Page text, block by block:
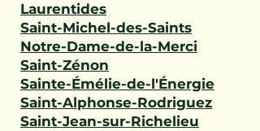
Laurentides
Saint-Michel-des-Saints
Notre-Dame-de-la-Merci
Saint-Zénon
Sainte-Émélie-de-l'Énergie
Saint-Alphonse-Rodriguez
Saint-Jean-sur-Richelieu